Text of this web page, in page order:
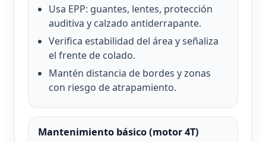
Usa EPP: guantes, lentes, protección
auditiva y calzado antiderrapante.
Verifica estabilidad del área y señaliza
el frente de colado.
Mantén distancia de bordes y zonas
con riesgo de atrapamiento.
Mantenimiento básico (motor 4T)